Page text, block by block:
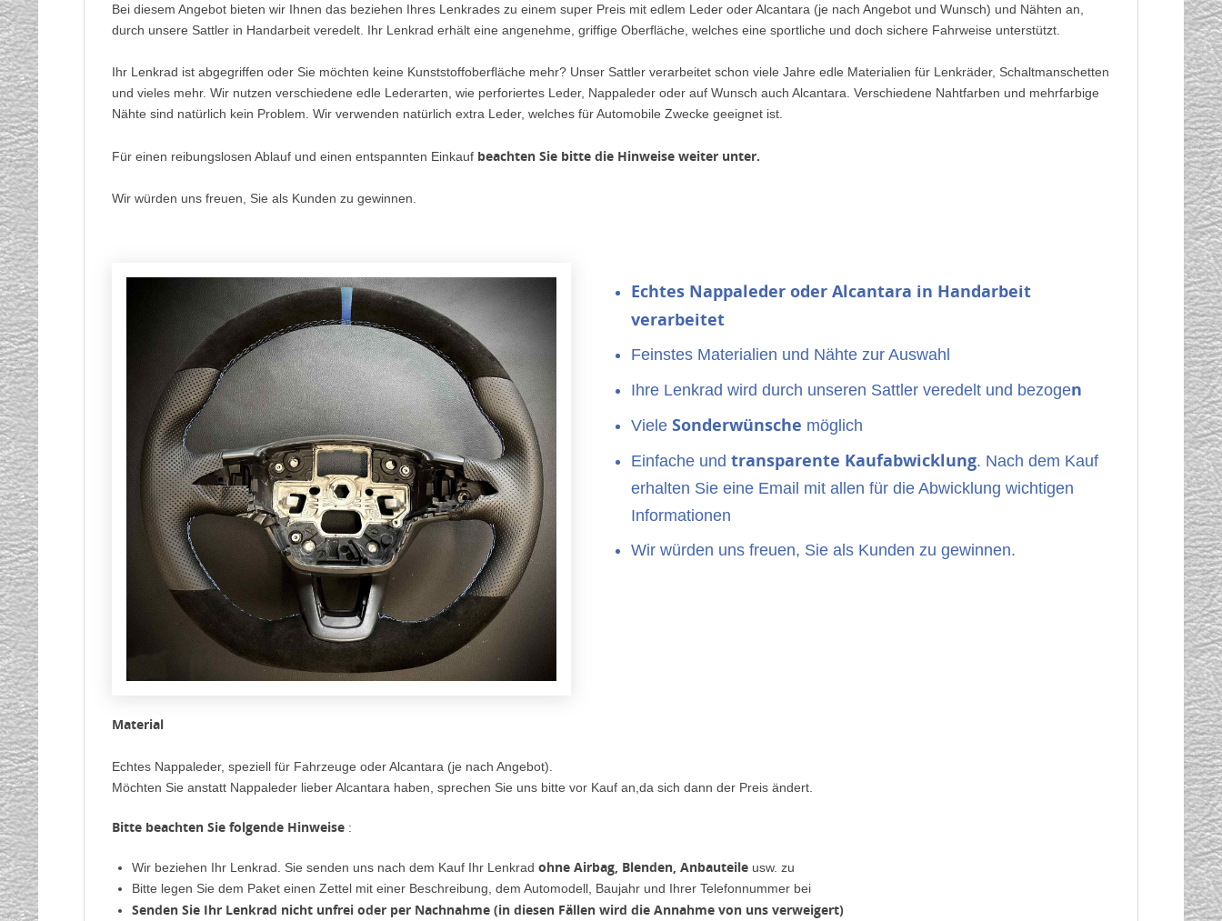
Bei diesem Angebot bieten wir Ihnen das beziehen Ihres Lenkrades zu einem super Preis mit edlem Leder oder Alcantara (je nach Angebot und Wunsch) und Nähten an,
durch unsere Sattler in Handarbeit veredelt. Ihr Lenkrad erhält eine angenehme, griffige Oberfläche, welches eine sportliche und doch sichere Fahrweise unterstützt.
Ihr Lenkrad ist abgegriffen oder Sie möchten keine Kunststoffoberfläche mehr? Unser Sattler verarbeitet schon viele Jahre edle Materialien für Lenkräder, Schaltmanschetten
und vieles mehr. Wir nutzen verschiedene edle Lederarten, wie perforiertes Leder, Nappaleder oder auf Wunsch auch Alcantara. Verschiedene Nahtfarben und mehrfarbige
Nähte sind natürlich kein Problem. Wir verwenden natürlich extra Leder, welches für Automobile Zwecke geeignet ist.
Für einen reibungslosen Ablauf und einen entspannten Einkauf beachten Sie bitte die Hinweise weiter unter.
Wir würden uns freuen, Sie als Kunden zu gewinnen.
Echtes Nappaleder oder Alcantara in Handarbeit
verarbeitet
Feinstes Materialien und Nähte zur Auswahl
Ihre Lenkrad wird durch unseren Sattler veredelt und bezogen
Viele Sonderwünsche möglich
Einfache und transparente Kaufabwicklung. Nach dem Kauf
erhalten Sie eine Email mit allen für die Abwicklung wichtigen
Informationen
Wir würden uns freuen, Sie als Kunden zu gewinnen.
Material
Echtes Nappaleder, speziell für Fahrzeuge oder Alcantara (je nach Angebot).
Möchten Sie anstatt Nappaleder lieber Alcantara haben, sprechen Sie uns bitte vor Kauf an,da sich dann der Preis ändert.
Bitte beachten Sie folgende Hinweise :
Wir beziehen Ihr Lenkrad. Sie senden uns nach dem Kauf Ihr Lenkrad ohne Airbag, Blenden, Anbauteile usw. zu
Bitte legen Sie dem Paket einen Zettel mit einer Beschreibung, dem Automodell, Baujahr und Ihrer Telefonnummer bei
Senden Sie Ihr Lenkrad nicht unfrei oder per Nachnahme (in diesen Fällen wird die Annahme von uns verweigert)